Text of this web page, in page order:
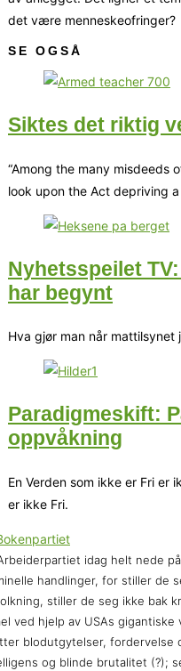
det være menneskeofringer?
SE OGSÅ
Siktes det riktig
“Among the many misdeeds
look upon the Act depriving
Nyhetsspeilet
har begynt
Hva gjør man når
Paradigmeskift:
oppvåkning
En Verden som ikke er Fri er
er ikke Fri.
idag helt nede
handlinger, for stiller de
stiller de seg ikke bak
ved hjelp av USAs
blodutgytelser, fordervelse
og blinde brutalitet (?);